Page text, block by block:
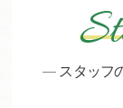
スタッフ